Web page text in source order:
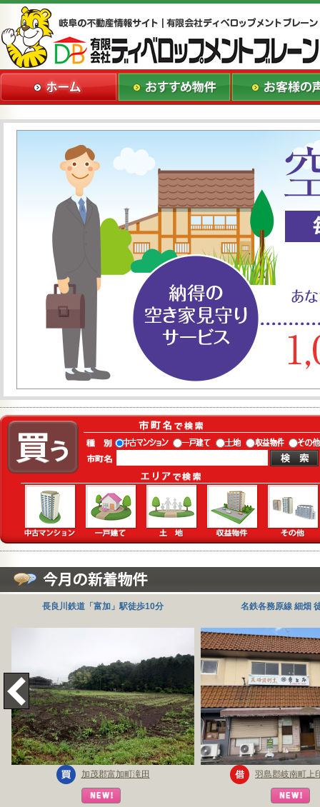
長良川鉄道「富加」駅徒歩10分
加茂郡富加町滝田
名鉄各務原線 細畑
羽島郡岐南町上